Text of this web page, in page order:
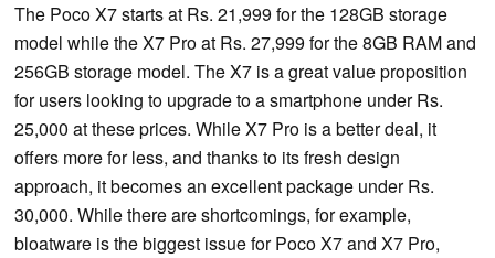
The Poco X7 starts at Rs. 21,999 for the 128GB storage
model while the X7 Pro at Rs. 27,999 for the 8GB RAM and
256GB storage model. The X7 is a great value proposition
for users looking to upgrade to a smartphone under Rs.
25,000 at these prices. While X7 Pro is a better deal, it
offers more for less, and thanks to its fresh design
approach, it becomes an excellent package under Rs.
30,000. While there are shortcomings, for example,
bloatware is the biggest issue for Poco X7 and X7 Pro,